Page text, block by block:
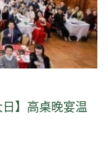
】高桌晚宴温